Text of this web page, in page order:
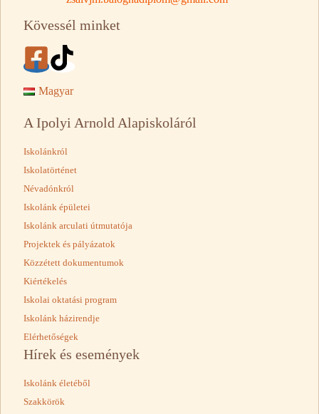
Kövessél minket
Magyar
A Ipolyi Arnold Alapiskoláról
Iskolánkról
Iskolatörténet
Névadónkról
Iskolánk épületei
Iskolánk arculati útmutatója
Projektek és pályázatok
Közzétett dokumentumok
Kiértékelés
Iskolai oktatási program
Iskolánk házirendje
Elérhetőségek
Hírek és események
Iskolánk életéből
Szakkörök